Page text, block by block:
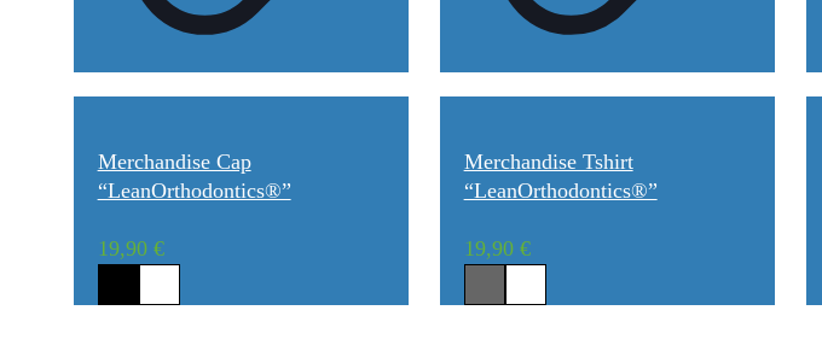
Merchandise Cap
“LeanOrthodontics®”
19,90 €
Merchandise Tshirt
“LeanOrthodontics®”
19,90 €